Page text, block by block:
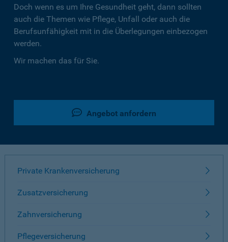
Doch wenn es um Ihre Gesundheit geht, dann sollten
auch die Themen wie Pflege, Unfall oder auch die
Berufsunfähigkeit mit in die Überlegungen einbezogen
werden.
Wir machen das für Sie.
Angebot anfordern
Private Krankenversicherung
Zusatzversicherung
Zahnversicherung
Pflegeversicherung